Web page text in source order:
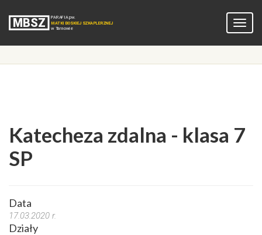
Katecheza zdalna - klasa 7
SP
Data
17.03.2020 r.
Działy